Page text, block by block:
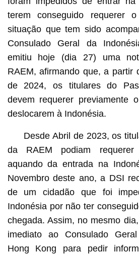
terem conseguido requerer
situação que tem sido
Consulado Geral da
emitiu hoje (dia 27) uma
RAEM, afirmando que, a partir
de 2024, os titulares do
devem requerer previamente
deslocarem à Indonésia.
Desde Abril de 2023, os
da RAEM podiam
aquando da entrada na
Novembro deste ano, a DSI
de um cidadão que foi
Indonésia por não ter
chegada. Assim, no mesmo
imediato ao Consulado
Hong Kong para pedir